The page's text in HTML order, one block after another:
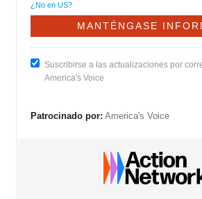
¿No en US?
Suscribirse a las actualizaciones por
America's Voice
Patrocinado por: America's Voice